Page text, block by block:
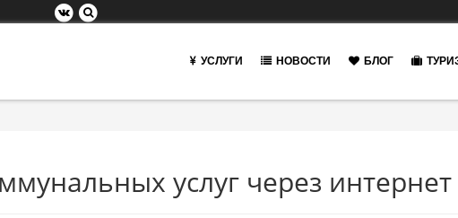
УСЛУГИ НОВОСТИ БЛОГ
услуг через